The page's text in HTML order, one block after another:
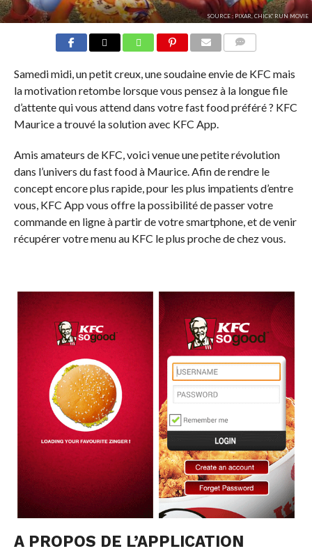
SOURCE : PIXAR, CHICK' RUN MOVIE
Samedi midi, un petit creux, une soudaine envie de KFC mais
la motivation retombe lorsque vous pensez à la longue file
d’attente qui vous attend dans votre fast food préféré ? KFC
Maurice a trouvé la solution avec KFC App.
Amis amateurs de KFC, voici venue une petite révolution
dans l’univers du fast food à Maurice. Afin de rendre le
concept encore plus rapide, pour les plus impatients d’entre
vous, KFC App vous offre la possibilité de passer votre
commande en ligne à partir de votre smartphone, et de venir
récupérer votre menu au KFC le plus proche de chez vous.
A PROPOS DE L’APPLICATION